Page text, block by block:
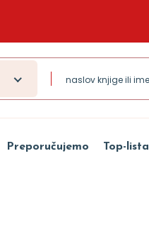
Preporučujemo Top-lista